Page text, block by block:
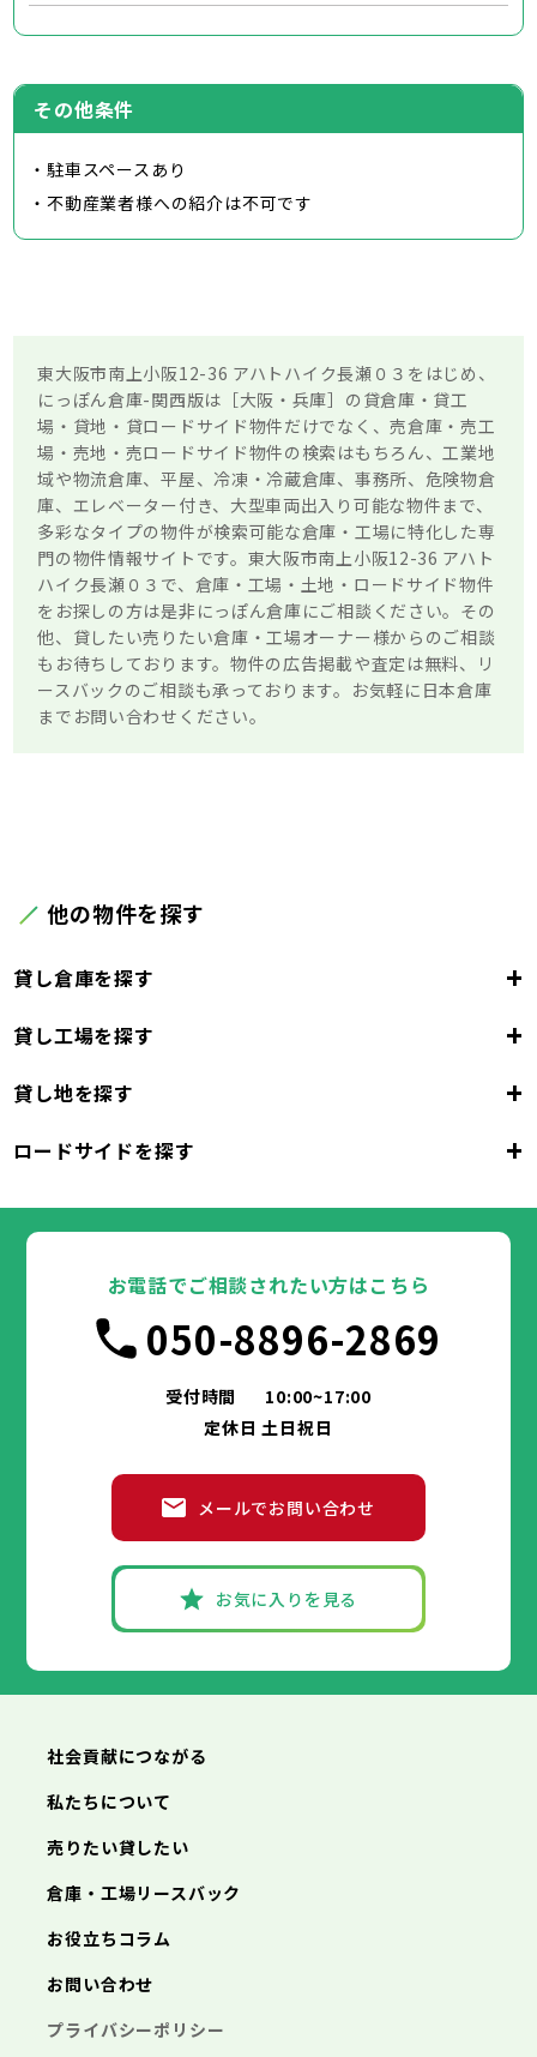
その他条件
・駐車スペースあり
・不動産業者様への紹介は不可です
東大阪市南上小阪12-36 アハトハイク長瀬０３をはじめ、
にっぽん倉庫-関西版は［大阪・兵庫］の貸倉庫・貸工
場・貸地・貸ロードサイド物件だけでなく、売倉庫・売工
場・売地・売ロードサイド物件の検索はもちろん、工業地
域や物流倉庫、平屋、冷凍・冷蔵倉庫、事務所、危険物倉
庫、エレベーター付き、大型車両出入り可能な物件まで、
多彩なタイプの物件が検索可能な倉庫・工場に特化した専
門の物件情報サイトです。東大阪市南上小阪12-36 アハト
ハイク長瀬０３で、倉庫・工場・土地・ロードサイド物件
をお探しの方は是非にっぽん倉庫にご相談ください。その
他、貸したい売りたい倉庫・工場オーナー様からのご相談
もお待ちしております。物件の広告掲載や査定は無料、リ
ースバックのご相談も承っております。お気軽に日本倉庫
までお問い合わせください。
他の物件を探す
貸し倉庫を探す +
大阪府
大阪市
堺市
枚方市
茨木市
箕面市
柏原市 羽曳野市 門真市
摂津市
大阪狭山市 阪南市
姫路市 尼崎市 明石市
西宮市
伊丹市 相生市
川西市
養父市 丹波市
南あわじ市
淡路市 宍粟市 加東市 たつの市
貸し工場を探す +
大阪府
大阪市
堺市 岸和田市
枚方市
茨木市 八尾市 泉佐野市
富田林市
柏原市 羽曳野市 門真市
摂津市
藤井寺市 東大阪市 泉南市
四條畷市
大阪狭山市 阪南市
芦屋市
赤穂市 西脇市 宝塚市
川西市 小野市 三田市
加西市
丹波篠山市
養父市 丹波市
南あわじ市
宍粟市 加東市 たつの市
貸し地を探す +
大阪府
大阪市
堺市 岸和田市 豊中市
池田市
茨木市 八尾市 泉佐野市
富田林市
寝屋川市
河内長野市 松原市 大東市
和泉市
柏原市 羽曳野市 門真市
摂津市
藤井寺市 東大阪市 泉南市
四條畷市
大阪狭山市 阪南市
姫路市 尼崎市 明石市
西宮市
芦屋市 伊丹市 相生市
豊岡市
加古川市
赤穂市 西脇市 宝塚市
三木市
小野市 三田市
加西市
丹波篠山市
養父市 丹波市
南あわじ市
朝来市
淡路市 宍粟市 加東市 たつの市
ロードサイドを探す +
堺市 岸和田市 豊中市
池田市
泉大津市 高槻市 貝塚市
守口市
茨木市 八尾市 泉佐野市
富田林市
寝屋川市
河内長野市 松原市 大東市
和泉市
柏原市 羽曳野市 門真市
東大阪市 泉南市
大阪狭山市 阪南市
姫路市 尼崎市 明石市
西宮市
伊丹市 相生市
豊岡市
加古川市
赤穂市 西脇市 宝塚市
三木市
高砂市
川西市 小野市 三田市
加西市
丹波篠山市
養父市 丹波市
南あわじ市
お電話でご相談されたい方はこちら
050-8896-2869
受付時間
10:00~17:00
定休日 土日祝日
メールでお問い合わせ
お気に入りを見る
社会貢献につながる
私たちについて
売りたい貸したい
倉庫・工場リースバック
お役立ちコラム
お問い合わせ
プライバシーポリシー